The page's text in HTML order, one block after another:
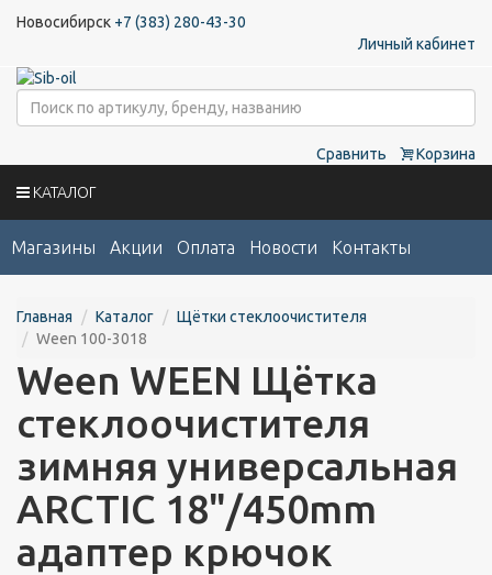
Новосибирск +7 (383) 280-43-30
Личный кабинет
Сравнить Корзина
КАТАЛОГ
Магазины Акции Оплата Новости Контакты
Главная Каталог
Щётки стеклоочистителя
Ween 100-3018
Ween WEEN Щётка
стеклоочистителя
зимняя универсальная
ARCTIC 18"/450mm
адаптер крючок